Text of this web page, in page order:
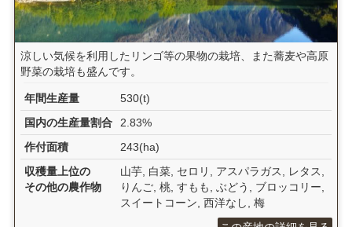
涼しい気候を利用したリンゴ等の果物の栽培、また蕎麦や高原
野菜の栽培も盛んです。
年間生産量
530(t)
国内の生産量割合
2.83%
作付面積
243(ha)
収穫量上位の
その他の農作物
山芋, 白菜, セロリ, アスパラガス, レタス,
りんご, 桃, すもも, ぶどう, ブロッコリー,
スイートコーン, 西洋なし, 梅